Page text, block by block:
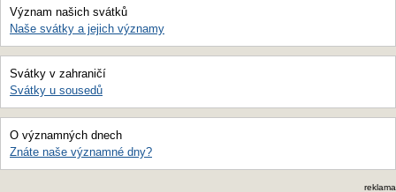
Význam našich svátků
Naše svátky a jejich významy
Svátky v zahraničí
Svátky u sousedů
O významných dnech
Znáte naše významné dny?
reklama